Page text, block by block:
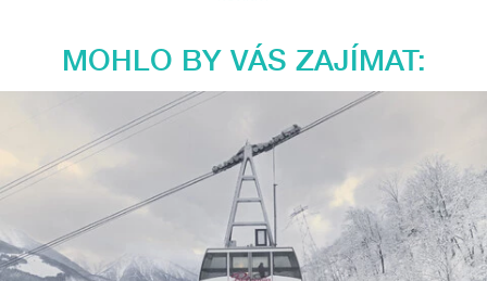
MOHLO BY VÁS ZAJÍMAT: